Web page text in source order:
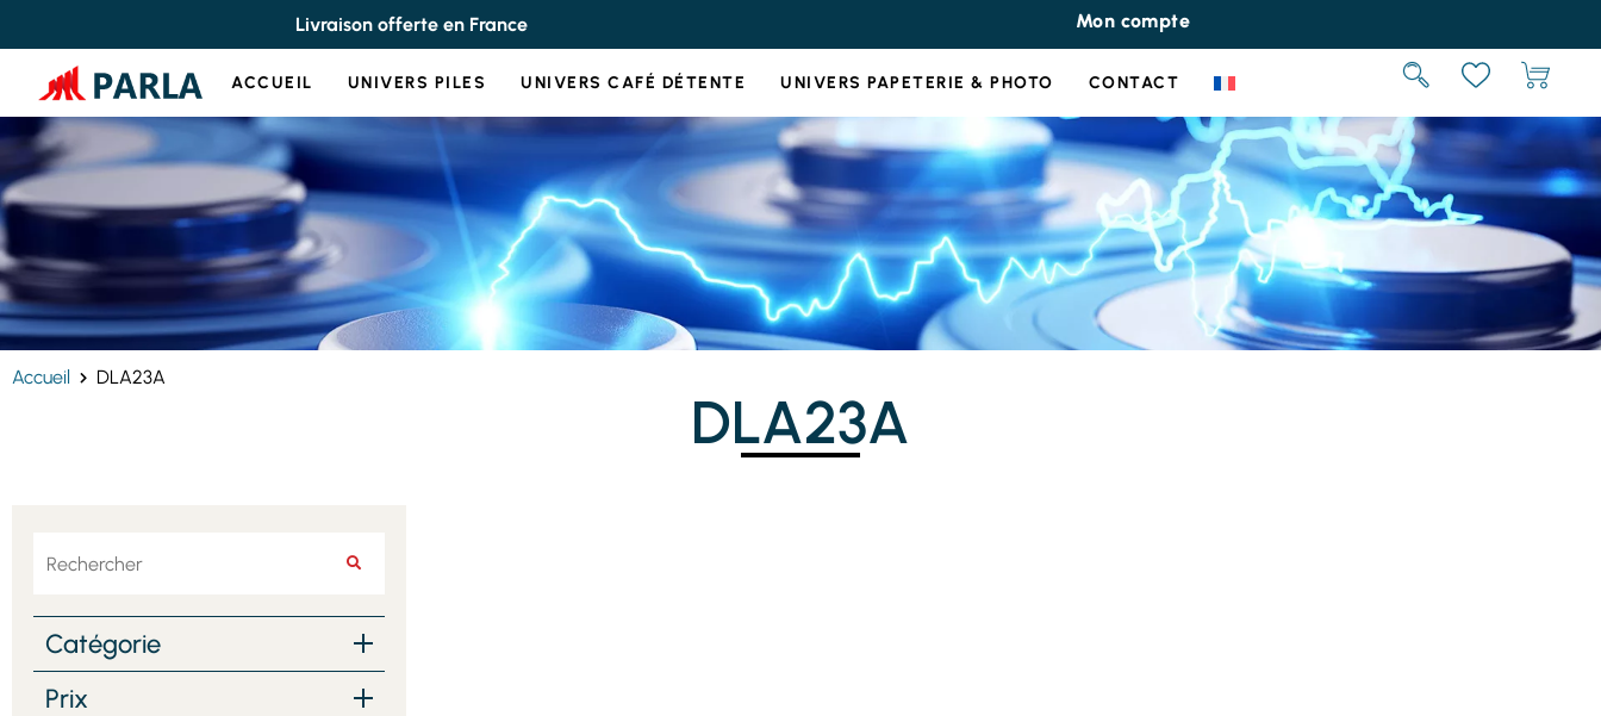
Livraison offerte en France Mon compte
ACCUEIL UNIVERS PILES UNIVERS CAFÉ DÉTENTE UNIVERS PAPETERIE & PHOTO CONTACT
Accueil DLA23A
DLA23A
RECHERCHER
Catégorie
Prix